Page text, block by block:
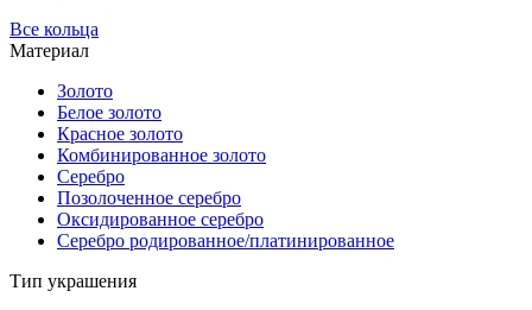
Все кольца
Материал
Золото
Белое золото
Красное золото
Комбинированное золото
Серебро
Позолоченное серебро
Оксидированное серебро
Серебро родированное/платинированное
Тип украшения